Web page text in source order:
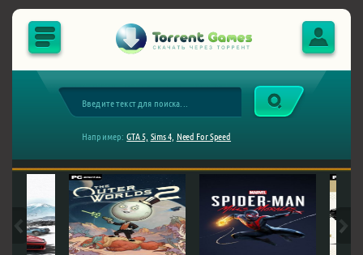
Например: GTA 5, Sims 4, Need For Speed